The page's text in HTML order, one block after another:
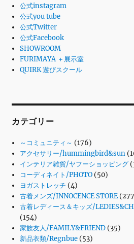
公式instagram
公式you tube
公式Twitter
公式Facebook
SHOWROOM
FURIMAYA ＋展示室
QUIRK 遊びスクール
カテゴリー
～コミュニティ～ (176)
アクセサリー/hummingbird&sun
インテリア雑貨/ヤフーショッピング
コーディネイト/PHOTO (50)
ヨガストレッチ (4)
古着メンズ/INNOCENCE STORE
古着レディース＆キッズ/
(154)
家族友人/FAMILY&FRIEND (35)
新品衣類/Regnbue (53)